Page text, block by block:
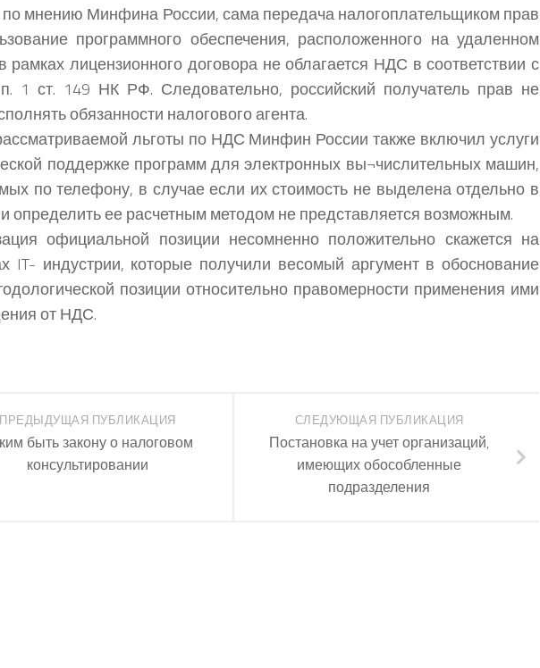
мнению Минфина России, сама передача налогоплательщиком прав
программного обеспечения, расположенного на удаленном
рамках лицензионного договора не облагается НДС в соответствии с
1 ст. 149 НК РФ. Следовательно, российский получатель прав не
обязанности налогового агента.
льготы по НДС Минфин России также включил услуги
поддержке программ для электронных вы¬числительных машин,
по телефону, в случае если их стоимость не выделена отдельно в
определить ее расчетным методом не представляется возможным.
официальной позиции несомненно положительно скажется на
IT- индустрии, которые получили весомый аргумент в обоснование
позиции относительно правомерности применения ими
от НДС.
СЛЕДУЮЩАЯ ПУБЛИКАЦИЯ
Постановка на учет организаций,
имеющих обособленные
подразделения
ПРЕДЫДУЩАЯ ПУБЛИКАЦИЯ
быть закону о налоговом
консультировании